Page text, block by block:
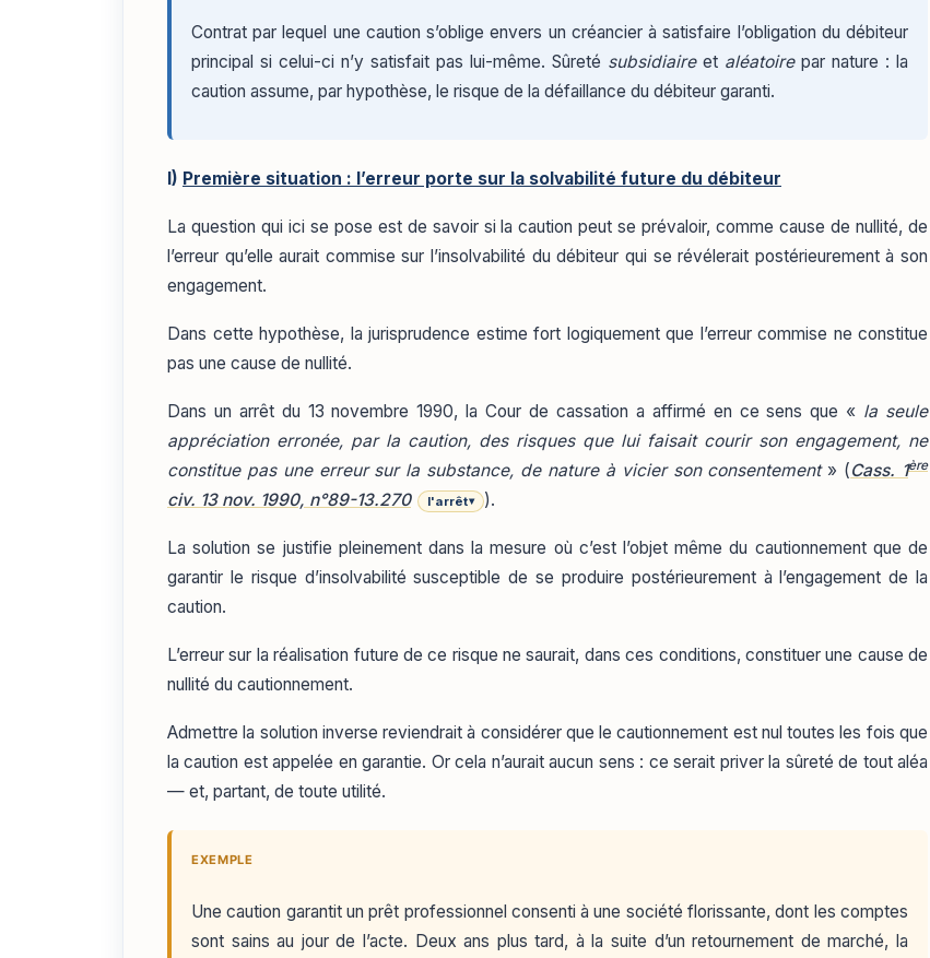
Contrat par lequel une caution s’oblige envers un créancier à satisfaire l’obligation du débiteur
principal si celui-ci n’y satisfait pas lui-même. Sûreté subsidiaireet aléatoirepar nature : la
caution assume, par hypothèse, le risque de la défaillance du débiteur garanti.
I) Première situation : l’erreur porte sur la solvabilité future du débiteur
La question qui ici se pose est de savoir si la caution peut se prévaloir, comme cause de nullité, de
l’erreur qu’elle aurait commise sur l’insolvabilité du débiteur qui se révélerait postérieurement à son
engagement.
Dans cette hypothèse, la jurisprudence estime fort logiquement que l’erreur commise ne constitue
pas une cause de nullité.
Dans un arrêt du 13 novembre 1990, la Cour de cassation a affirmé en ce sens que « la seule
appréciation erronée, par la caution, des risques que lui faisait courir son engagement, ne
constitue pas une erreur sur la substance, de nature à vicier son consentement» (Cass. 1ère
civ. 13 nov. 1990, n°89-13.270 l'arrêt▾ ).
La solution se justifie pleinement dans la mesure où c’est l’objet même du cautionnement que de
garantir le risque d’insolvabilité susceptible de se produire postérieurement à l’engagement de la
caution.
L’erreur sur la réalisation future de ce risque ne saurait, dans ces conditions, constituer une cause de
nullité du cautionnement.
Admettre la solution inverse reviendrait à considérer que le cautionnement est nul toutes les fois que
la caution est appelée en garantie. Or cela n’aurait aucun sens : ce serait priver la sûreté de tout aléa
— et, partant, de toute utilité.
EXEMPLE
Une caution garantit un prêt professionnel consenti à une société florissante, dont les comptes
sont sains au jour de l’acte. Deux ans plus tard, à la suite d’un retournement de marché, la